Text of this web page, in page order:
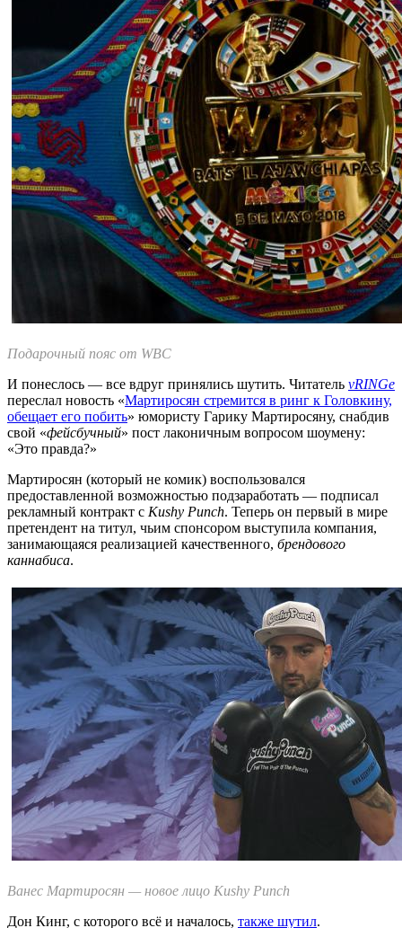
Подарочный пояс от WBC
И понеслось — все вдруг принялись шутить. Читатель vRINGe
переслал новость «Мартиросян стремится в ринг к Головкину,
обещает его побить» юмористу Гарику Мартиросяну, снабдив
свой «фейсбучный» пост лаконичным вопросом шоумену:
«Это правда?»
Мартиросян (который не комик) воспользовался
предоставленной возможностью подзаработать — подписал
рекламный контракт с Kushy Punch. Теперь он первый в мире
претендент на титул, чьим спонсором выступила компания,
занимающаяся реализацией качественного, брендового
каннабиса.
Ванес Мартиросян — новое лицо Kushy Punch
Дон Кинг, с которого всё и началось, также шутил.